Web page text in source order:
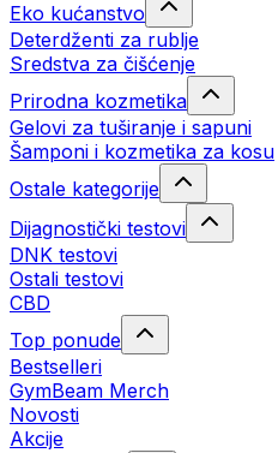
Eko kućanstvo
Deterdženti za rublje
Sredstva za čišćenje
Prirodna kozmetika
Gelovi za tuširanje i sapuni
Šamponi i kozmetika za kosu
Ostale kategorije
Dijagnostički testovi
DNK testovi
Ostali testovi
CBD
Top ponude
Bestselleri
GymBeam Merch
Novosti
Akcije